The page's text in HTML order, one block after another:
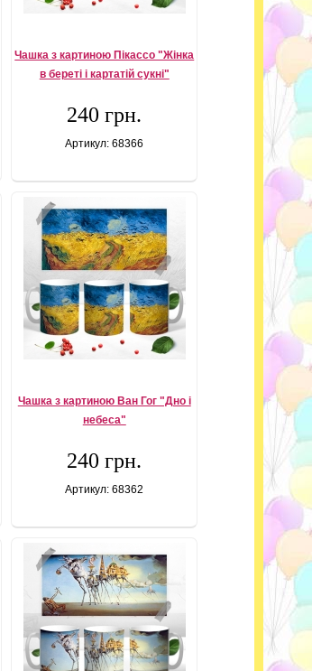
Чашка з картиною Пікассо "Жінка
в береті і картатій сукні"
240 грн.
Артикул: 68366
Чашка з картиною Ван Гог "Дно і
небеса"
240 грн.
Артикул: 68362